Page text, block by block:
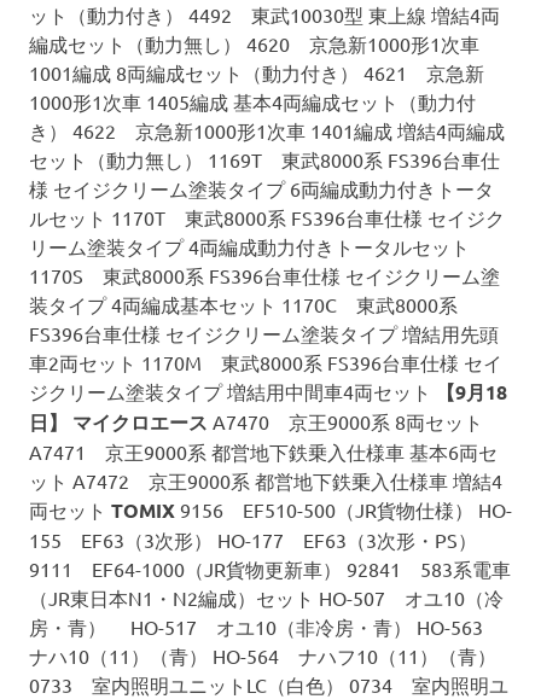
ット（動力付き） 4492 東武10030型 東上線 増結4両
編成セット（動力無し） 4620 京急新1000形1次車
1001編成 8両編成セット（動力付き） 4621 京急新
1000形1次車 1405編成 基本4両編成セット（動力付
き） 4622 京急新1000形1次車 1401編成 増結4両編成
セット（動力無し） 1169T 東武8000系 FS396台車仕
様 セイジクリーム塗装タイプ 6両編成動力付きトータ
ルセット 1170T 東武8000系 FS396台車仕様 セイジク
リーム塗装タイプ 4両編成動力付きトータルセット
1170S 東武8000系 FS396台車仕様 セイジクリーム塗
装タイプ 4両編成基本セット 1170C 東武8000系
FS396台車仕様 セイジクリーム塗装タイプ 増結用先頭
車2両セット 1170M 東武8000系 FS396台車仕様 セイ
ジクリーム塗装タイプ 増結用中間車4両セット
【9月18
日】
マイクロエース A7470 京王9000系 8両セット
A7471 京王9000系 都営地下鉄乗入仕様車 基本6両セ
ット A7472 京王9000系 都営地下鉄乗入仕様車 増結4
両セット TOMIX 9156 EF510-500（JR貨物仕様） HO-
155 EF63（3次形） HO-177 EF63（3次形・PS）
9111 EF64-1000（JR貨物更新車） 92841 583系電車
（JR東日本N1・N2編成）セット HO-507 オユ10（冷
房・青） HO-517 オユ10（非冷房・青） HO-563
ナハ10（11）（青） HO-564 ナハフ10（11）（青）
0733 室内照明ユニットLC（白色） 0734 室内照明ユ